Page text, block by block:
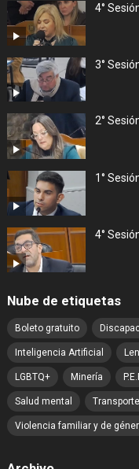
4°
3°
2°
1°
4°
Nube de etiquetas
Boleto gratuito
Inteligencia Artificial
LGBTQ+ Minería
Salud mental
Violencia familiar y de